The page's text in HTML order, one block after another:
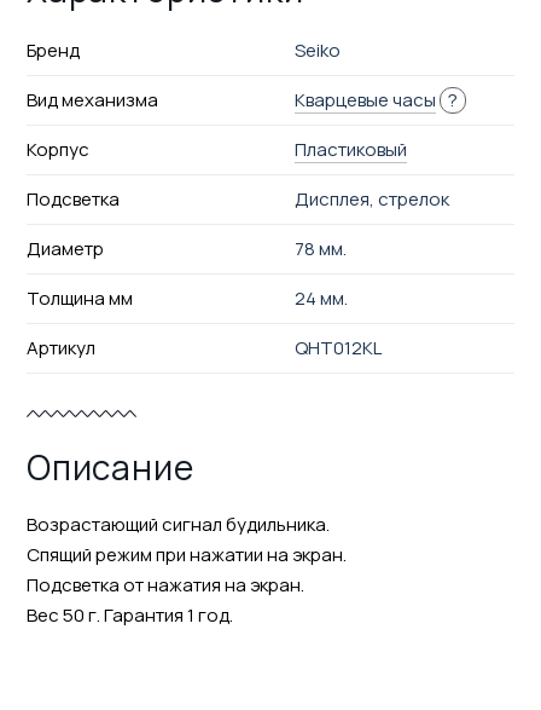
Бренд
Seiko
Вид механизма
Кварцевые часы ?
Корпус
Пластиковый
Подсветка
Дисплея, стрелок
Диаметр
78 мм.
Толщина мм
24 мм.
Артикул
QHT012KL
Описание
Возрастающий сигнал будильника.
Спящий режим при нажатии на экран.
Подсветка от нажатия на экран.
Вес 50 г. Гарантия 1 год.